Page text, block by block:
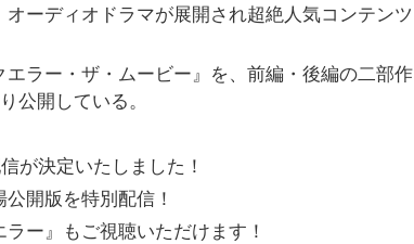
ーディオドラマが展開され超絶人気コンテンツ
ラー・ザ・ムービー』を、前編・後編の二部作
公開している。
が決定いたしました！
開版を特別配信！
ー』もご視聴いただけます！